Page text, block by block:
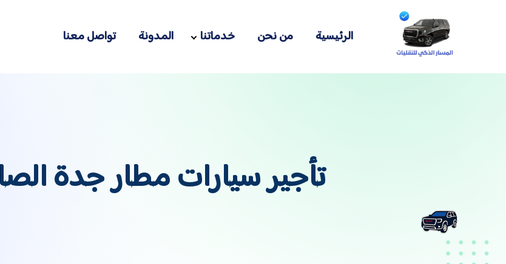
الرئيسية من نحن خدماتنا المدونة تواصل معنا
تأجير سيارات مطار جدة